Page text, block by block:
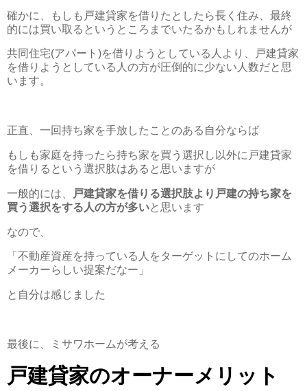
確かに、もしも戸建貸家を借りたとしたら長く住み、最終
的には買い取るというところまでいたるかもしれませんが
共同住宅(アパート)を借りようとしている人より、戸建貸家
を借りようとしている人の方が圧倒的に少ない人数だと思
います。
正直、一回持ち家を手放したことのある自分ならば
もしも家庭を持ったら持ち家を買う選択し以外に戸建貸家
を借りるという選択肢はあると思いますが
一般的には、
戸建貸家を借りる選択肢より戸建の持ち家を
買う選択をする人の方が多いと思います
なので、
「不動産資産を持っている人をターゲットにしてのホーム
メーカーらしい提案だなー」
と自分は感じました
最後に、ミサワホームが考える
戸建貸家のオーナーメリット